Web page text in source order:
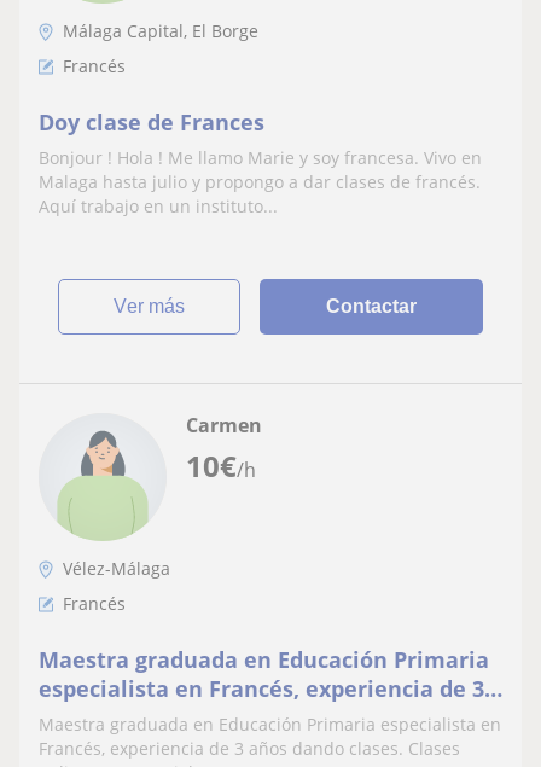
Málaga Capital, El Borge
Francés
Doy clase de Frances
Bonjour ! Hola ! Me llamo Marie y soy francesa. Vivo en
Malaga hasta julio y propongo a dar clases de francés.
Aquí trabajo en un instituto...
ver más Contactar
10€/h
Carmen
Vélez-Málaga
Francés
Maestra graduada en Educación Primaria
especialista en Francés, experiencia de 3
años dando clases. Me gusta enseñar el
idioma
Maestra graduada en Educación Primaria especialista en
Francés, experiencia de 3 años dando clases. Clases